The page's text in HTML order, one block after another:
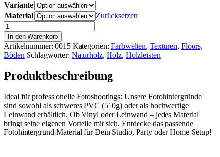
Variante
Material
Zurücksetzen
Fotohintergrund,
Floor:
Alte
Dielen
Menge
In den Warenkorb
Artikelnummer: 0015 Kategorien: Farbwelten, Texturen, Floors,
Böden Schlagwörter: Naturholz, Holz, Holzleisten
Produktbeschreibung
Ideal für professionelle Fotoshootings: Unsere Fotohintergründe
sind sowohl als schweres PVC (510g) oder als hochwertige
Leinwand erhältlich. Ob Vinyl oder Leinwand – jedes Material
bringt seine eigenen Vorteile mit sich. Entdecke das passende
Fotohintergrund-Material für Dein Studio, Party oder Home-Setup!